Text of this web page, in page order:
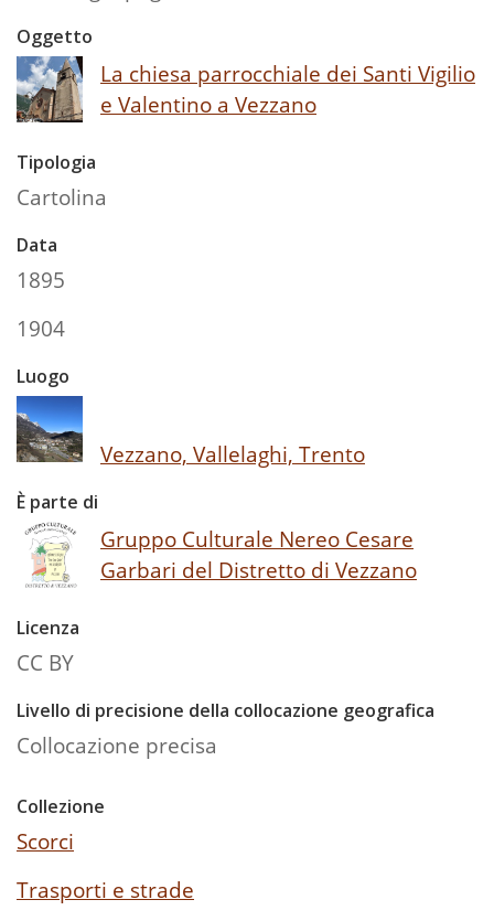
Oggetto
La chiesa parrocchiale dei Santi Vigilio
e Valentino a Vezzano
Tipologia
Cartolina
Data
1895
1904
Luogo
Vezzano, Vallelaghi, Trento
È parte di
Gruppo Culturale Nereo Cesare
Garbari del Distretto di Vezzano
Licenza
CC BY
Livello di precisione della collocazione geografica
Collocazione precisa
Collezione
Scorci
Trasporti e strade